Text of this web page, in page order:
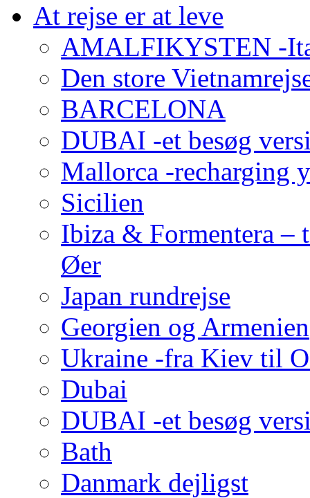
At rejse er at leve
AMALFIKYSTEN -
Den store
BARCELONA
DUBAI -et besøg
Mallorca -recharging
Sicilien
Ibiza & Formentera –
Øer
Japan rundrejse
Georgien og Armenien
Ukraine -fra Kiev til
Dubai
DUBAI -et besøg
Bath
Danmark dejligst